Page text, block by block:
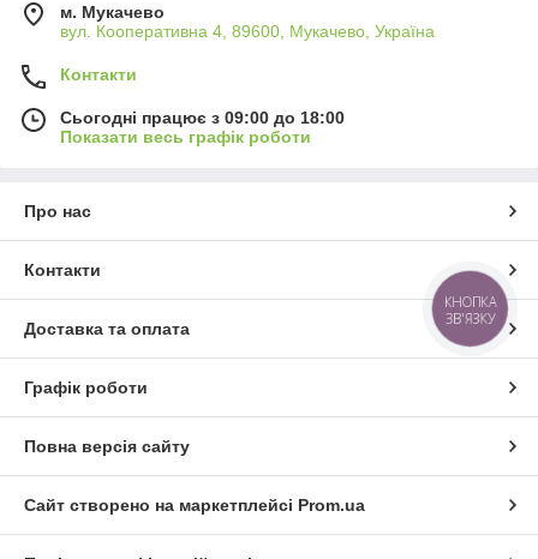
м. Мукачево
вул. Кооперативна 4, 89600, Мукачево, Україна
Контакти
Сьогодні працює з 09:00 до 18:00
Показати весь графік роботи
Про нас
Контакти
Доставка та оплата
Графік роботи
Повна версія сайту
Сайт створено на маркетплейсі Prom.ua
КНОПКА
ЗВ'ЯЗКУ